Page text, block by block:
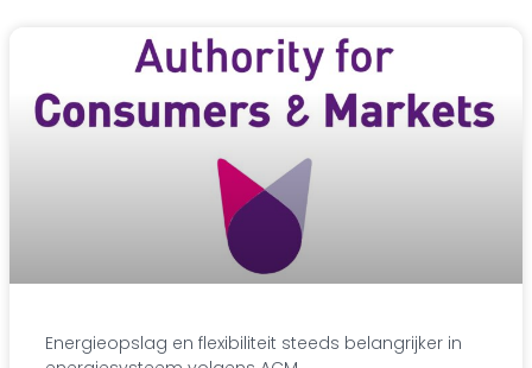
Energieopslag en flexibiliteit steeds belangrijker in